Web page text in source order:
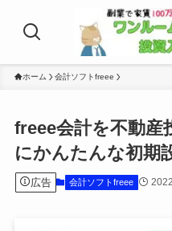
ホーム 会計ソフトfreee
freee会計を不動産
にかんたんな初期
広告 会計ソフトfreee